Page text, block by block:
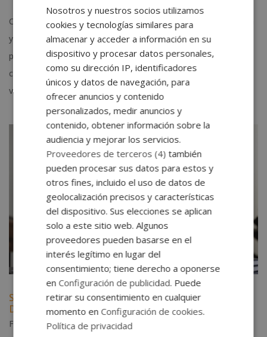
Cada vez más personas buscan estabilidad laboral, conciliación
y una rutina previsible que permita equilibrar la vida personal y
profesional. En este contexto, surge una pregunta muy
concreta y recurrente: ¿qué estudiar para trabajar de lunes a
viernes?. La buena...
Salidas laborales en 2026: Sectores con Mayor
Demanda
Feb 10, 2026|Noticias
Nosotros y nuestros socios utilizamos
cookies y tecnologías similares para
almacenar y acceder a información en su
dispositivo y procesar datos personales,
como su dirección IP, identificadores
únicos y datos de navegación, para
ofrecer anuncios y contenido
personalizados, medir anuncios y
contenido, obtener información sobre la
audiencia y mejorar los servicios.
Proveedores de terceros (4) también
pueden procesar sus datos para estos y
otros fines, incluido el uso de datos de
geolocalización precisos y características
del dispositivo. Sus elecciones se aplican
solo a este sitio web. Algunos
proveedores pueden basarse en el
interés legítimo en lugar del
consentimiento; tiene derecho a oponerse
en Configuración de publicidad. Puede
retirar su consentimiento en cualquier
momento en Configuración de cookies.
Política de privacidad